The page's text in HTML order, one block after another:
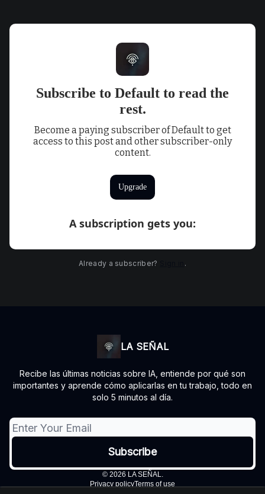
Subscribe to Default to read the
rest.
Become a paying subscriber of Default to get
access to this post and other subscriber-only
content.
Upgrade
A subscription gets you:
Already a subscriber? .
LA SEÑAL
Recibe las últimas noticias sobre IA, entiende por qué son
importantes y aprende cómo aplicarlas en tu trabajo, todo en
solo 5 minutos al día.
© 2026 LA SEÑAL.
Privacy policyTerms of use